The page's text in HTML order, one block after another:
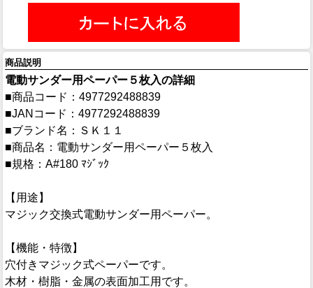
商品説明
電動サンダー用ペーパー５枚入の詳細
■商品コード：4977292488839
■JANコード：4977292488839
■ブランド名：ＳＫ１１
■商品名：電動サンダー用ペーパー５枚入
■規格：A#180 ﾏｼﾞｯｸ
【用途】
マジック交換式電動サンダー用ペーパー。
【機能・特徴】
穴付きマジック式ペーパーです。
木材・樹脂・金属の表面加工用です。